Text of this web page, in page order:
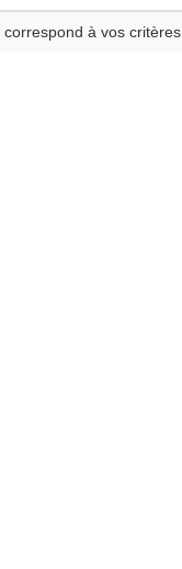
à vos critères.